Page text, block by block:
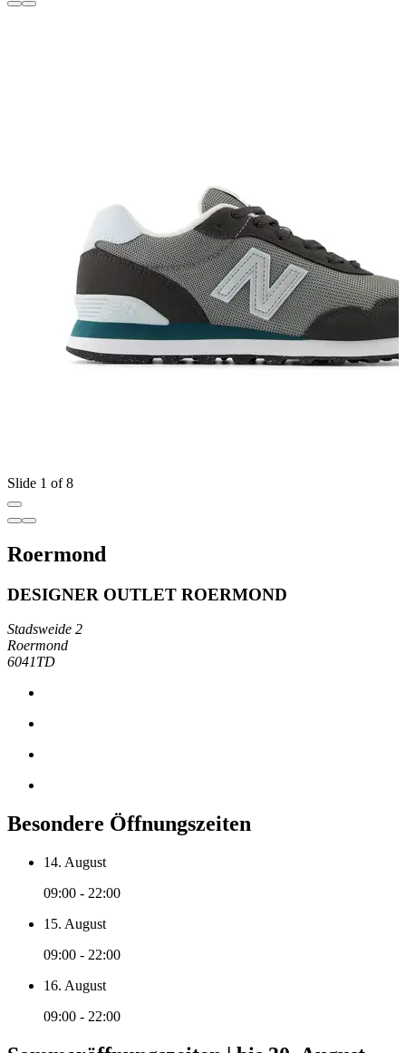
Slide 1 of 8
Roermond
DESIGNER OUTLET ROERMOND
Stadsweide 2
Roermond
6041TD
Besondere Öffnungszeiten
14. August
09:00 - 22:00
15. August
09:00 - 22:00
16. August
09:00 - 22:00